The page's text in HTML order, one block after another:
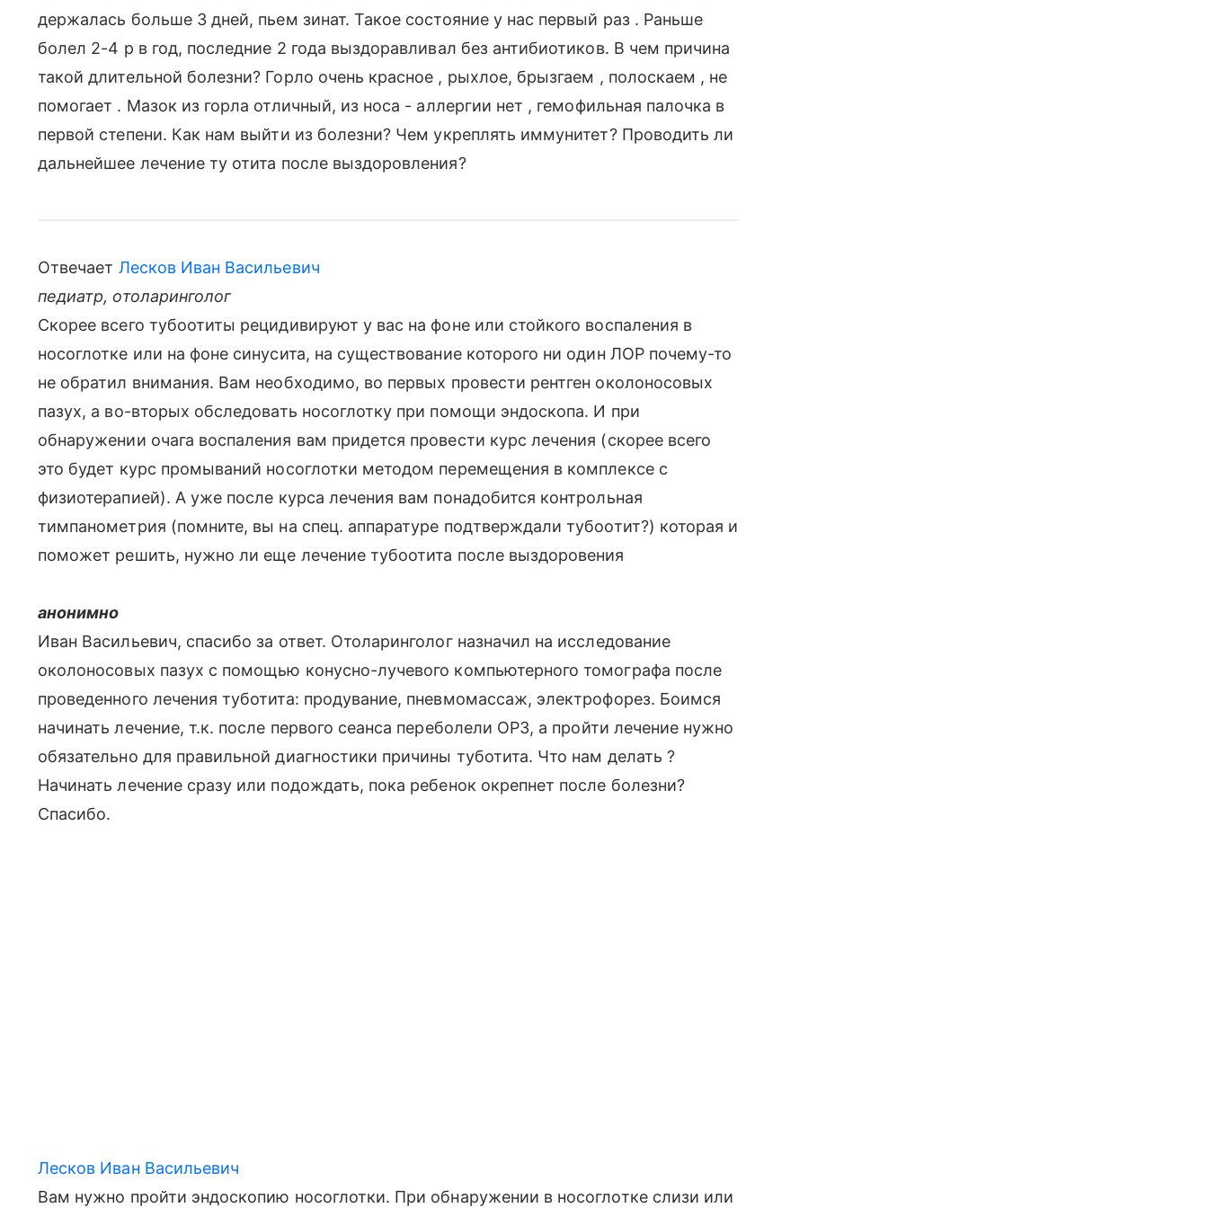
держалась больше 3 дней, пьем зинат. Такое состояние у нас первый раз . Раньше
болел 2-4 р в год, последние 2 года выздоравливал без антибиотиков. В чем причина
такой длительной болезни? Горло очень красное , рыхлое, брызгаем , полоскаем , не
помогает . Мазок из горла отличный, из носа - аллергии нет , гемофильная палочка в
первой степени. Как нам выйти из болезни? Чем укреплять иммунитет? Проводить ли
дальнейшее лечение ту отита после выздоровления?
Отвечает Лесков Иван Васильевич
педиатр, отоларинголог
Скорее всего тубоотиты рецидивируют у вас на фоне или стойкого воспаления в
носоглотке или на фоне синусита, на существование которого ни один ЛОР почему-то
не обратил внимания. Вам необходимо, во первых провести рентген околоносовых
пазух, а во-вторых обследовать носоглотку при помощи эндоскопа. И при
обнаружении очага воспаления вам придется провести курс лечения (скорее всего
это будет курс промываний носоглотки методом перемещения в комплексе с
физиотерапией). А уже после курса лечения вам понадобится контрольная
тимпанометрия (помните, вы на спец. аппаратуре подтверждали тубоотит?) которая и
поможет решить, нужно ли еще лечение тубоотита после выздоровения
анонимно
Иван Васильевич, спасибо за ответ. Отоларинголог назначил на исследование
околоносовых пазух с помощью конусно-лучевого компьютерного томографа после
проведенного лечения туботита: продувание, пневмомассаж, электрофорез. Боимся
начинать лечение, т.к. после первого сеанса переболели ОРЗ, а пройти лечение нужно
обязательно для правильной диагностики причины туботита. Что нам делать ?
Начинать лечение сразу или подождать, пока ребенок окрепнет после болезни?
Спасибо.
Лесков Иван Васильевич
Вам нужно пройти эндоскопию носоглотки. При обнаружении в носоглотке слизи или